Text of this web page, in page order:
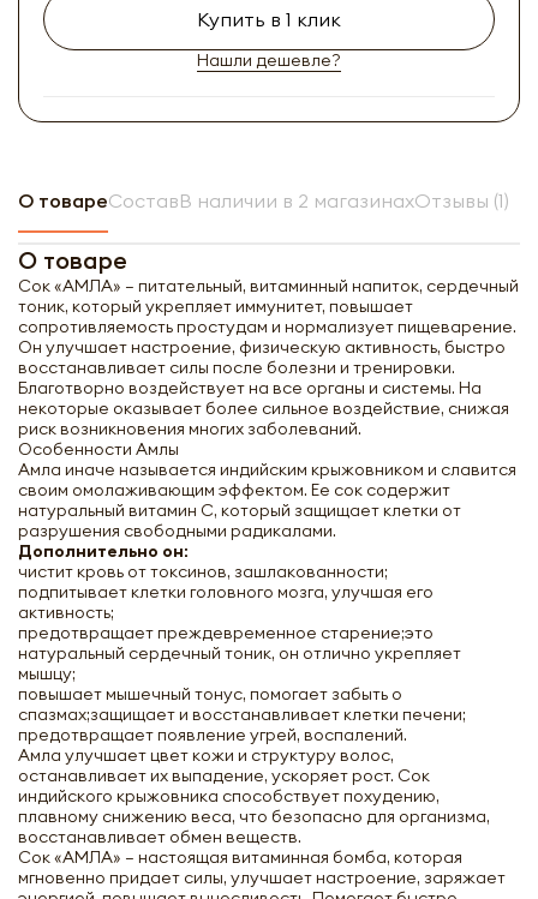
Купить в 1 клик
Нашли дешевле?
О товареСоставВ наличии в 2 магазинахОтзывы (1)
О товаре
Сок «АМЛА» – питательный, витаминный напиток, сердечный
тоник, который укрепляет иммунитет, повышает
сопротивляемость простудам и нормализует пищеварение.
Он улучшает настроение, физическую активность, быстро
восстанавливает силы после болезни и тренировки.
Благотворно воздействует на все органы и системы. На
некоторые оказывает более сильное воздействие, снижая
риск возникновения многих заболеваний.
Особенности Амлы
Амла иначе называется индийским крыжовником и славится
своим омолаживающим эффектом. Ее сок содержит
натуральный витамин С, который защищает клетки от
разрушения свободными радикалами.
Дополнительно он:
чистит кровь от токсинов, зашлакованности;
подпитывает клетки головного мозга, улучшая его
активность;
предотвращает преждевременное старение;это
натуральный сердечный тоник, он отлично укрепляет
мышцу;
повышает мышечный тонус, помогает забыть о
спазмах;защищает и восстанавливает клетки печени;
предотвращает появление угрей, воспалений.
Амла улучшает цвет кожи и структуру волос,
останавливает их выпадение, ускоряет рост. Сок
индийского крыжовника способствует похудению,
плавному снижению веса, что безопасно для организма,
восстанавливает обмен веществ.
Сок «АМЛА» – настоящая витаминная бомба, которая
мгновенно придает силы, улучшает настроение, заряжает